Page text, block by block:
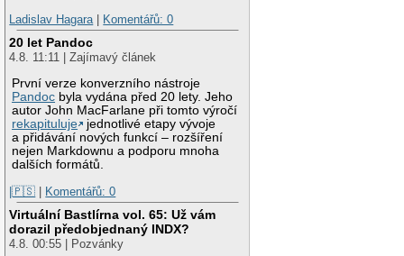
Ladislav Hagara | Komentářů: 0
20 let Pandoc
4.8. 11:11 | Zajímavý článek
První verze konverzního nástroje
Pandoc byla vydána před 20 lety. Jeho
autor John MacFarlane při tomto výročí
rekapituluje
jednotlivé etapy vývoje
a přidávání nových funkcí – rozšíření
nejen Markdownu a podporu mnoha
dalších formátů.
|🇵🇸 | Komentářů: 0
Virtuální Bastlírna vol. 65: Už vám
dorazil předobjednaný INDX?
4.8. 00:55 | Pozvánky